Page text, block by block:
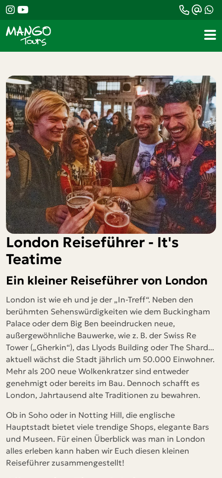
London Reiseführer - It's
Teatime
Ein kleiner Reiseführer von London
London ist wie eh und je der „In-Treff“. Neben den
berühmten Sehenswürdigkeiten wie dem Buckingham
Palace oder dem Big Ben beeindrucken neue,
außergewöhnliche Bauwerke, wie z. B. der Swiss Re
Tower („Gherkin“), das Llyods Building oder The Shard...
aktuell wächst die Stadt jährlich um 50.000 Einwohner.
Mehr als 200 neue Wolkenkratzer sind entweder
genehmigt oder bereits im Bau. Dennoch schafft es
London, Jahrtausend alte Traditionen zu bewahren.
Ob in Soho oder in Notting Hill, die englische
Hauptstadt bietet viele trendige Shops, elegante Bars
und Museen. Für einen Überblick was man in London
alles erleben kann haben wir Euch diesen kleinen
Reiseführer zusammengestellt!